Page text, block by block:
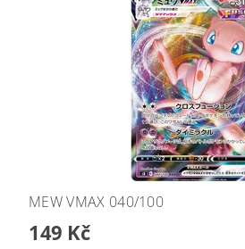
MEW VMAX 040/100
149 Kč